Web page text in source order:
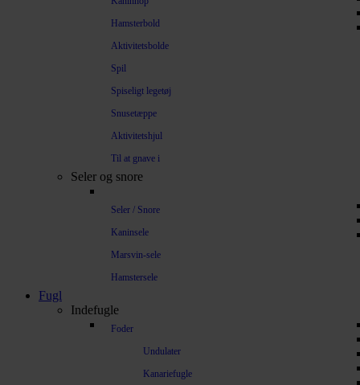
Hamsterbold
Aktivitetsbolde
Spil
Spiseligt legetøj
Snusetæppe
Aktivitetshjul
Til at gnave i
Seler og snore
Seler / Snore
Kaninsele
Marsvin-sele
Hamstersele
Fugl
Indefugle
Foder
Undulater
Kanariefugle